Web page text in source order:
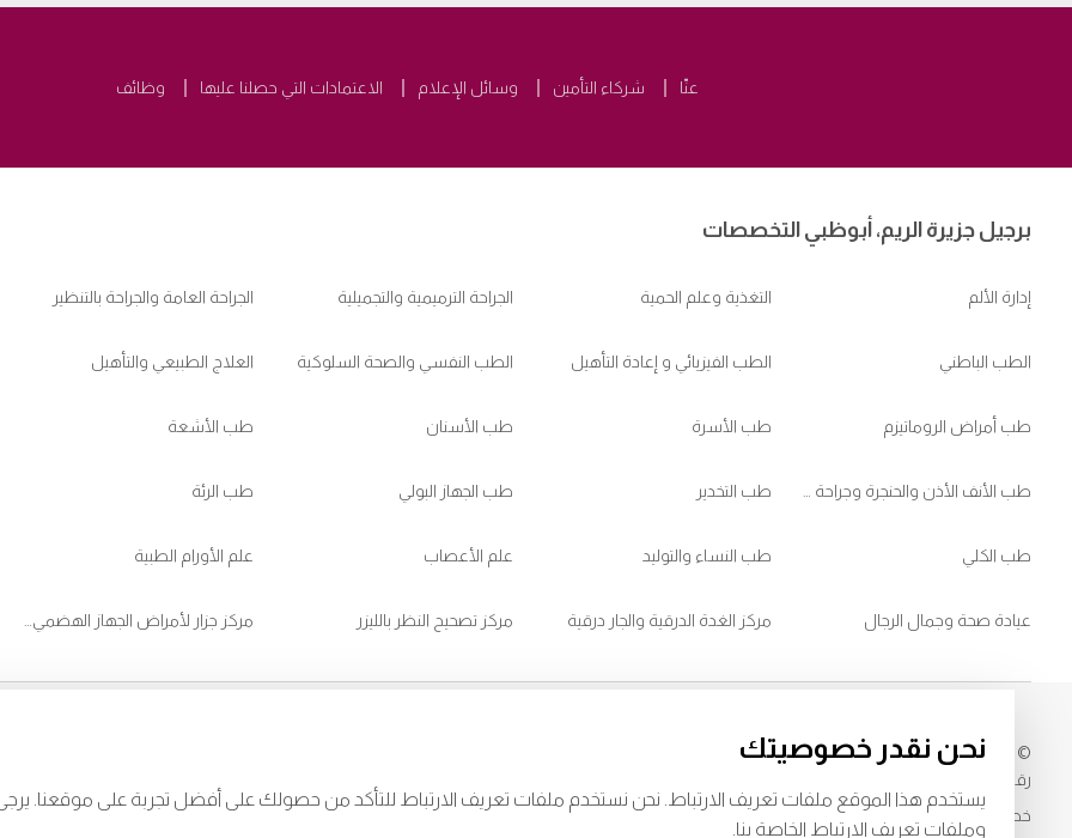
عنّا شركاء التأمين وسائل الإعلام الاعتمادات التي حصلنا عليها وظائف
برجيل جزيرة الريم، أبوظبي التخصصات
إدارة الألم التغذية وعلم الحمية الجراحة الترميمية والتجميلية الجراحة العامة والجراحة بالتنظير
الطب الباطني الطب الفيزيائي و إعادة التأهيل الطب النفسي والصحة السلوكية العلاج الطبيعي والتأهيل
طب أمراض الروماتيزم طب الأسرة طب الأسنان طب الأشعة
طب التخدير طب الجهاز البولي طب الرئة
طب الكلي طب النساء والتوليد علم الأعصاب علم الأورام الطبية
عيادة صحة وجمال الرجال مركز الغدة الدرقية والجار درقية مركز تصحيح النظر بالليزر
© 2026 مستشفى برجيل. كل الحقوق محفوظة. رقم اعتماد وزارة الصحة
رقم اعتماد وزارة الصحة
خصوصية
البنود و الظروف
appstore:
نحن نقدر خصوصيتك
يستخدم هذا الموقع ملفات تعريف الارتباط. نحن نستخدم ملفات تعريف الارتباط للتأكد من حصولك على أفضل تجربة على موقعنا.
وملفات تعريف الارتباط الخاصة بنا.